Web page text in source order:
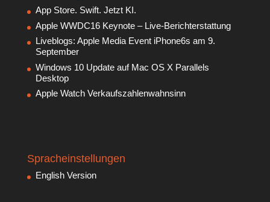
App Store. Swift. Jetzt KI.
Apple WWDC16 Keynote – Live-Berichterstattung
Liveblogs: Apple Media Event iPhone6s am 9.
September
Windows 10 Update auf Mac OS X Parallels
Desktop
Apple Watch Verkaufszahlenwahnsinn
Spracheinstellungen
English Version